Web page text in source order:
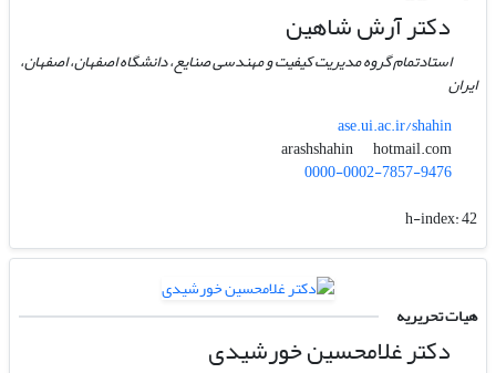
دکتر آرش شاهین
استادتمام گروه مدیریت کیفیت و مهندسی صنایع، دانشگاه اصفهان، اصفهان،
ایران
ase.ui.ac.ir/shahin
arashshahin
hotmail.com
0000-0002-7857-9476
h-index:42
هیات تحریریه
دکتر غلامحسین خورشیدی